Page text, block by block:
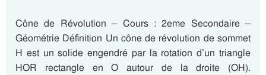
Cône de Révolution – Cours : 2eme Secondaire –
Géométrie Définition Un cône de révolution de sommet
H est un solide engendré par la rotation d’un triangle
HOR rectangle en O autour de la droite (OH).